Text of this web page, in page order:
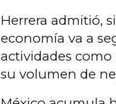
Herrera admitió,
economía va a
actividades
su volumen de